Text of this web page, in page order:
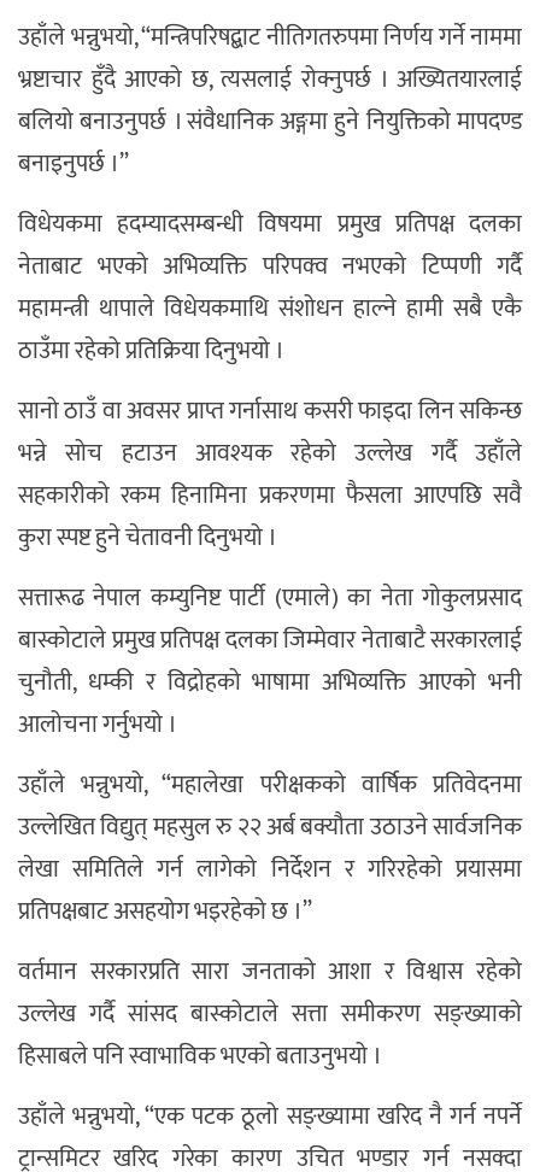
उहाँले भन्नुभयो, “मन्त्रिपरिषद्बाट नीतिगतरुपमा निर्णय गर्ने नाममा
भ्रष्टाचार हुँदै आएको छ, त्यसलाई रोक्नुपर्छ । अख्यितयारलाई
बलियो बनाउनुपर्छ । संवैधानिक अङ्गमा हुने नियुक्तिको मापदण्ड
बनाइनुपर्छ ।”
विधेयकमा हदम्यादसम्बन्धी विषयमा प्रमुख प्रतिपक्ष दलका
नेताबाट भएको अभिव्यक्ति परिपक्व नभएको टिप्पणी गर्दै
महामन्त्री थापाले विधेयकमाथि संशोधन हाल्ने हामी सबै एकै
ठाउँमा रहेको प्रतिक्रिया दिनुभयो ।
सानो ठाउँ वा अवसर प्राप्त गर्नासाथ कसरी फाइदा लिन सकिन्छ
भन्ने सोच हटाउन आवश्यक रहेको उल्लेख गर्दै उहाँले
सहकारीको रकम हिनामिना प्रकरणमा फैसला आएपछि सवै
कुरा स्पष्ट हुने चेतावनी दिनुभयो ।
सत्तारूढ नेपाल कम्युनिष्ट पार्टी (एमाले) का नेता गोकुलप्रसाद
बास्कोटाले प्रमुख प्रतिपक्ष दलका जिम्मेवार नेताबाटै सरकारलाई
चुनौती, धम्की र विद्रोहको भाषामा अभिव्यक्ति आएको भनी
आलोचना गर्नुभयो ।
उहाँले भन्नुभयो, “महालेखा परीक्षकको वार्षिक प्रतिवेदनमा
उल्लेखित विद्युत् महसुल रु २२ अर्ब बक्यौता उठाउने सार्वजनिक
लेखा समितिले गर्न लागेको निर्देशन र गरिरहेको प्रयासमा
प्रतिपक्षबाट असहयोग भइरहेको छ ।”
वर्तमान सरकारप्रति सारा जनताको आशा र विश्वास रहेको
उल्लेख गर्दै सांसद बास्कोटाले सत्ता समीकरण सङ्ख्याको
हिसाबले पनि स्वाभाविक भएको बताउनुभयो ।
उहाँले भन्नुभयो, “एक पटक ठूलो सङ्ख्यामा खरिद नै गर्न नपर्ने
ट्रान्समिटर खरिद गरेका कारण उचित भण्डार गर्न नसक्दा